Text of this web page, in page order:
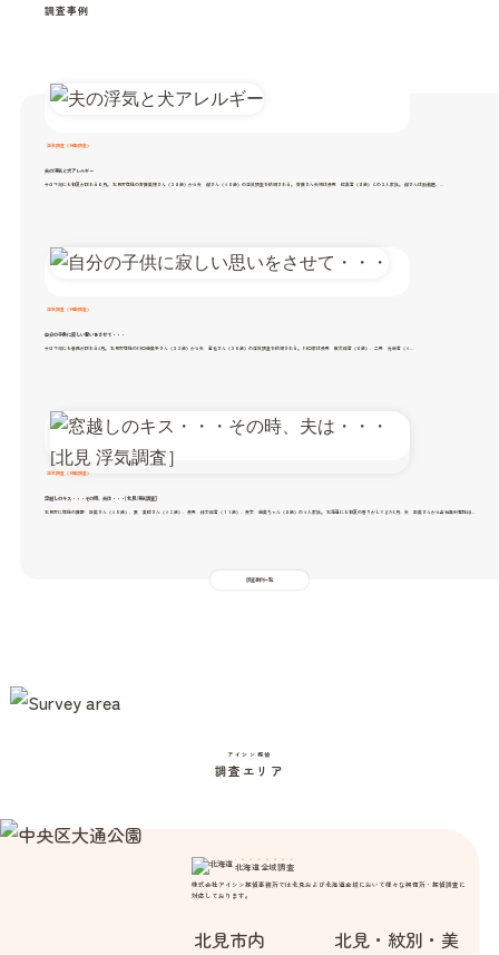
調査事例
浮気調査（行動調査）
夫の浮気と犬アレルギー
サロマ湖にも初夏が訪れる６月。 北見市在住の斉藤美穂さん（３８歳）から夫 徹さん（４０歳）の浮気調査を依頼される。 斉藤さん夫婦は長男 佑真君（８歳）との３人家族。 徹さんは勤務医、…
浮気調査（行動調査）
自分の子供に寂しい思いをさせて・・・
サロマ湖にも春風が訪れる4月。 北見市在住の川口由美子さん（３３歳）から夫 直也さん（３６歳）の浮気調査を依頼される。 川口家は長男 俊太郎君（６歳）、二男 元哉君（４…
浮気調査（行動調査）
窓越しのキス・・・その時、夫は・・・[北見 浮気調査］
北見市に在住の藤野 正美さん（４５歳）、妻 美佐さん（４２歳）、長男 伸太郎君（１１歳）、長女 由美ちゃん（８歳）の４人家族。 北海道にも初夏の香りがしてきた6月、夫 正美さんから当社無料電話相…
調査事例一覧
アイシン探偵
調査エリア
北海道全域調査
株式会社アイシン探偵事務所では北見および北海道全域において様々な興信所・探偵調査に
対応しております。
北見市内
北見・紋別・美